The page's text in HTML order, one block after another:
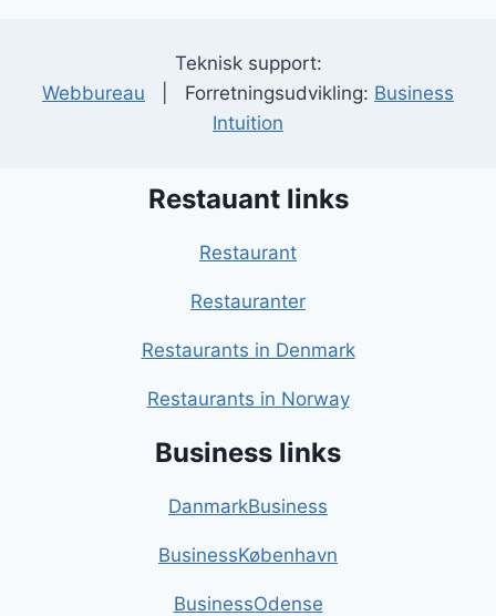
Teknisk support:
Webbureau | Forretningsudvikling: Business
Intuition
Restauant links
Restaurant
Restauranter
Restaurants in Denmark
Restaurants in Norway
Business links
DanmarkBusiness
BusinessKøbenhavn
BusinessOdense